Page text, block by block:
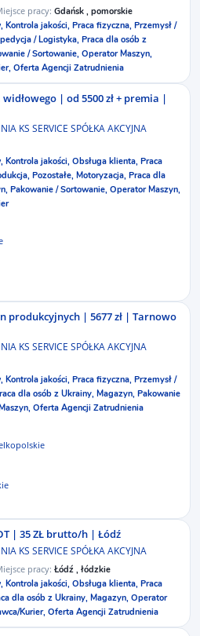
pracy: Gdańsk , pomorskie
Kontrola jakości, Praca fizyczna, Przemysł /
/ Logistyka, Praca dla osób z
/ Sortowanie, Operator Maszyn,
Oferta Agencji Zatrudnienia
| od 5500 zł + premia |
KS SERVICE SPÓŁKA AKCYJNA
Kontrola jakości, Obsługa klienta, Praca
Pozostałe, Motoryzacja, Praca dla
Pakowanie / Sortowanie, Operator Maszyn,
produkcyjnych | 5677 zł | Tarnowo
KS SERVICE SPÓŁKA AKCYJNA
Kontrola jakości, Praca fizyczna, Przemysł /
dla osób z Ukrainy, Magazyn, Pakowanie
Oferta Agencji Zatrudnienia
| 35 ZŁ brutto/h | Łódź
KS SERVICE SPÓŁKA AKCYJNA
pracy: Łódź , łódzkie
Kontrola jakości, Obsługa klienta, Praca
dla osób z Ukrainy, Magazyn, Operator
Kurier, Oferta Agencji Zatrudnienia